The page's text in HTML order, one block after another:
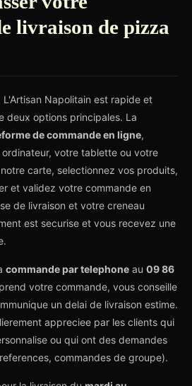
livraison de pizza
Napolitain est rapide et
deux options principales. La
de commande en ligne,
votre tablette ou votre
carte, selectionnez vos produits,
et validez votre commande en
de livraison et votre creneau
est securise et vous recevez une
commande par telephone au 09 86
votre commande, vous conseille
un delai de livraison estime.
appreciee par les clients qui
ou qui ont des demandes
commandes de groupe).